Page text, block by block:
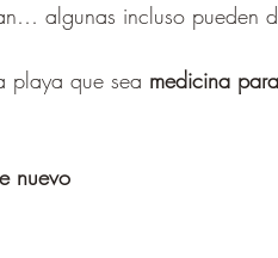
algunas incluso pueden
playa que sea medicina
nuevo